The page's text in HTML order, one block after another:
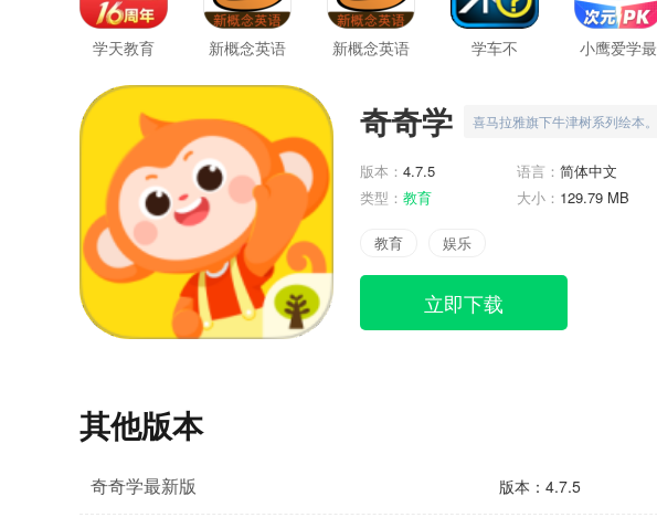
学天教育
新概念英语
版
新概念英语
学车不
小鹰爱学最
奇奇学 喜马拉雅旗下牛津树系列绘本。
版本： 4.7.5 语言： 简体中文
类型： 教育 大小： 129.79 MB
教育 娱乐
立即下载
其他版本
奇奇学最新版 版本：4.7.5